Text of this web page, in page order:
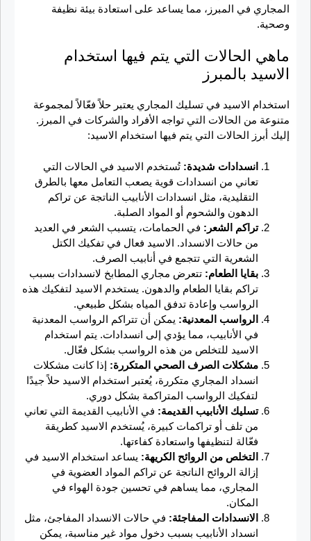
المجاري في المبرز، مما يساعد على استعادة بيئة نظيفة
وصحية.
ماهي الحالات التي يتم فيها استخدام
الاسيد بالمبرز
استخدام الاسيد في تسليك المجاري يعتبر حلاً فعّالاً لمجموعة
متنوعة من الحالات التي تواجه الأفراد والشركات في المبرز.
إليك أبرز الحالات التي يتم فيها استخدام الاسيد:
انسدادات شديدة: تُستخدم الاسيد في الحالات التي
تعاني من انسدادات قوية يصعب التعامل معها بالطرق
التقليدية، مثل انسدادات الأنابيب الناتجة عن تراكم
الدهون والشحوم أو المواد الصلبة.
تراكم الشعر: في الحمامات، يتسبب الشعر في العديد
من حالات الانسداد. الاسيد فعال في تفكيك الكتل
الشعرية التي تتجمع في أنابيب الصرف.
بقايا الطعام: تتعرض مجاري المطابخ لانسدادات بسبب
تراكم بقايا الطعام والدهون. يستخدم الاسيد لتفكيك هذه
الرواسب وإعادة تدفق المياه بشكل طبيعي.
الرواسب المعدنية: يمكن أن تتراكم الرواسب المعدنية
في الأنابيب، مما يؤدي إلى انسدادات. يتم استخدام
الاسيد للتخلص من هذه الرواسب بشكل فعّال.
مشكلات الصرف الصحي المتكررة: إذا كانت مشكلات
انسداد المجاري متكررة، يُعتبر استخدام الاسيد حلاً جيدًا
لتفكيك الرواسب المتراكمة بشكل دوري.
تسليك الأنابيب القديمة: في الأنابيب القديمة التي تعاني
من تلف أو تراكمات كبيرة، يُستخدم الاسيد كطريقة
فعّالة لتنظيفها واستعادة كفاءتها.
التخلص من الروائح الكريهة: يساعد استخدام الاسيد في
إزالة الروائح الناتجة عن تراكم المواد العضوية في
المجاري، مما يساهم في تحسين جودة الهواء في
المكان.
الانسدادات المفاجئة: في حالات الانسداد المفاجئ، مثل
انسداد الأنابيب بسبب دخول مواد غير مناسبة، يمكن